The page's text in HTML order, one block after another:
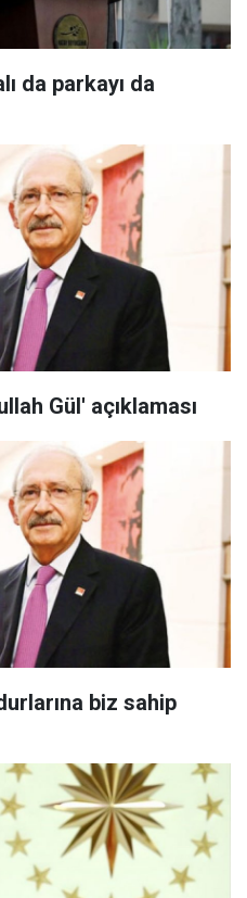
da parkayı da
Gül' açıklaması
biz sahip